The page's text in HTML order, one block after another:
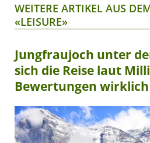
WEITERE ARTIKEL AUS
«LEISURE»
Jungfraujoch unter
sich die Reise laut
Bewertungen